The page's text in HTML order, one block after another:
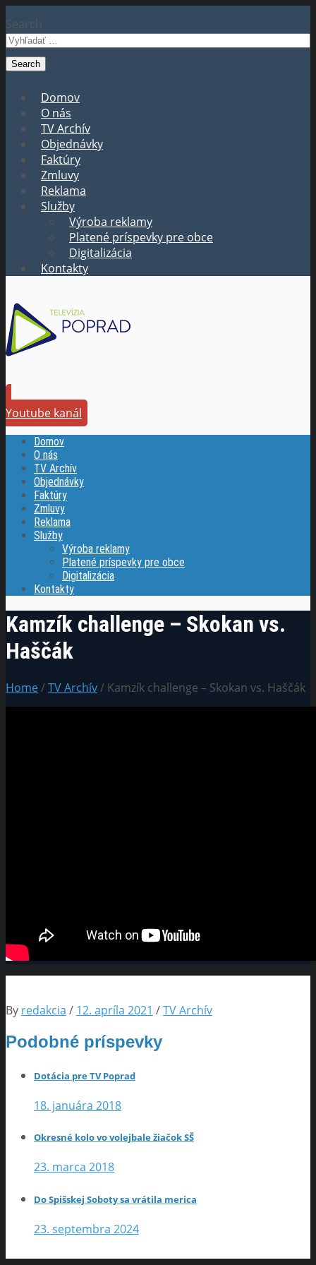
Search
Domov
O nás
TV Archív
Objednávky
Faktúry
Zmluvy
Reklama
Služby
Výroba reklamy
Platené príspevky pre obce
Digitalizácia
Kontakty
Youtube kanál
Domov
O nás
TV Archív
Objednávky
Faktúry
Zmluvy
Reklama
Služby
Výroba reklamy
Platené príspevky pre obce
Digitalizácia
Kontakty
Kamzík challenge – Skokan vs.
Haščák
Home/TV Archív/ Kamzík challenge – Skokan vs. Haščák
By redakcia / 12. apríla 2021 /TV Archív
Podobné príspevky
Dotácia pre TV Poprad
18. januára 2018
Okresné kolo vo volejbale žiačok SŠ
23. marca 2018
Do Spišskej Soboty sa vrátila merica
23. septembra 2024